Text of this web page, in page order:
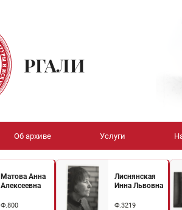
РГАЛИ
Об архиве Услуги
Матова Анна
Алексеевна
Ф.800
Лиснянская
Инна Львовна
Ф.3219